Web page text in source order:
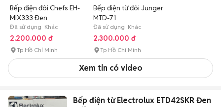
Bếp điện đôi Chefs EH-
MIX333 Đen
Đã sử dụng Khác
2.200.000 đ
Tp Hồ Chí Minh
Bếp điện từ đôi Junger
MTD-71
Đã sử dụng Khác
2.300.000 đ
Tp Hồ Chí Minh
Xem tin có video
Bếp điện từ Electrolux ETD42SKR Đen